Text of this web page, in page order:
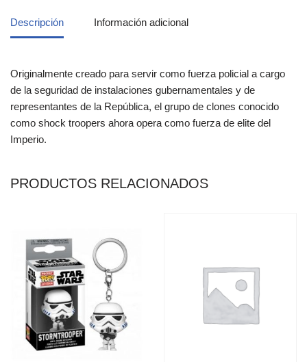
Descripción Información adicional
Originalmente creado para servir como fuerza policial a cargo
de la seguridad de instalaciones gubernamentales y de
representantes de la República, el grupo de clones conocido
como shock troopers ahora opera como fuerza de elite del
Imperio.
PRODUCTOS RELACIONADOS